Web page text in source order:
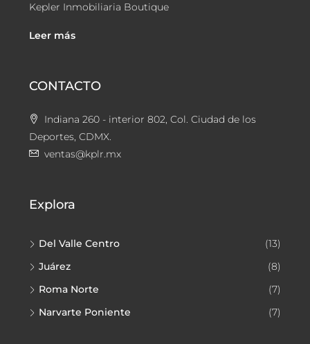
Kepler Inmobiliaria Boutique
Leer más
CONTACTO
Indiana 260 - interior 802, Col. Ciudad de los
Deportes, CDMX.
ventas@kplr.mx
Explora
Del Valle Centro
(13)
Juárez
(8)
Roma Norte
(7)
Narvarte Poniente
(7)